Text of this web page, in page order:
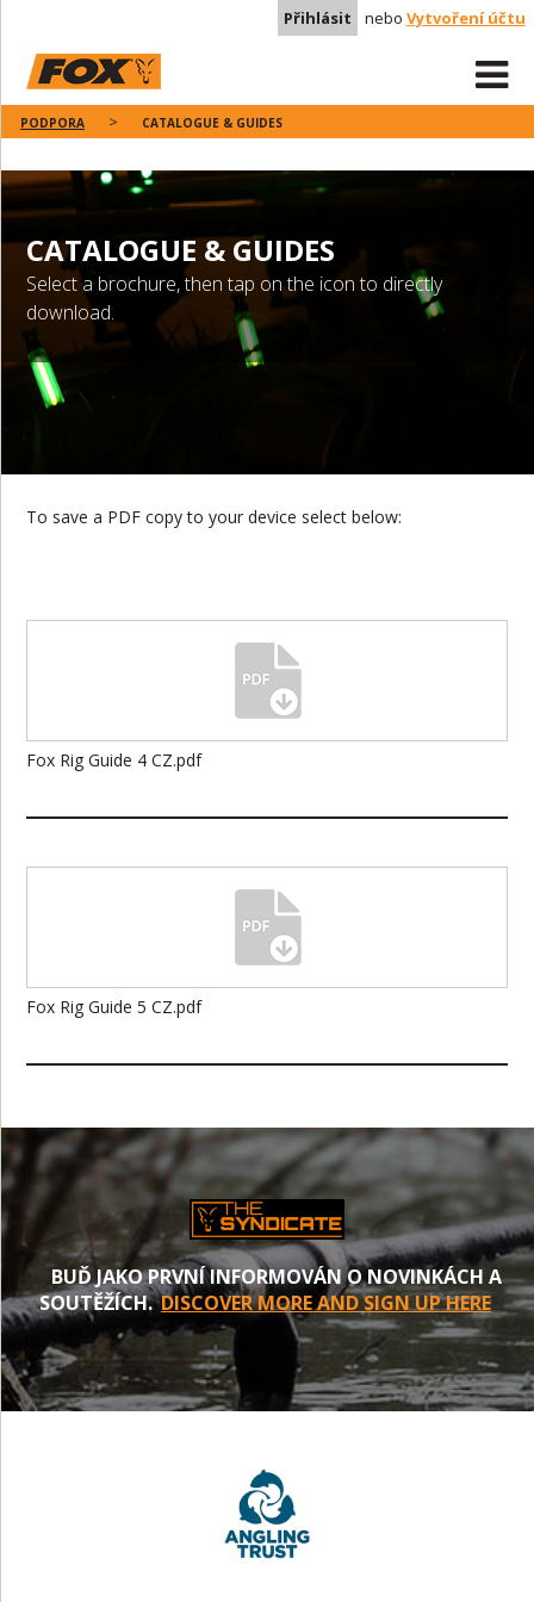
Přihlásit nebo Vytvoření účtu
PODPORA CATALOGUE & GUIDES
CATALOGUE & GUIDES
Select a brochure, then tap on the icon to directly
download.
To save a PDF copy to your device select below:
Fox Rig Guide 4 CZ.pdf
Fox Rig Guide 5 CZ.pdf
BUĎ JAKO PRVNÍ INFORMOVÁN O NOVINKÁCH A
SOUTĚŽÍCH.DISCOVER MORE AND SIGN UP HERE